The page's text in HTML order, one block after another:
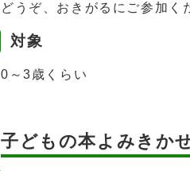
どうぞ、おきがるにご参加く
対象
0～3歳くらい
子どもの本よみきか